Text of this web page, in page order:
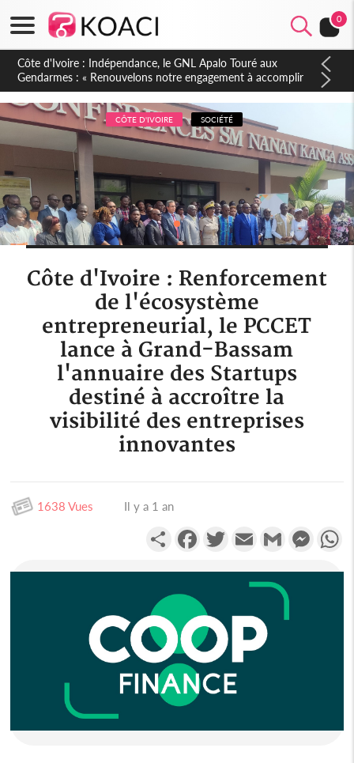
0
Sierra Leone : Un projet de réforme constitutionnelle en
gestation, points clés des amendements, un exclu d'avance
CÔTE D'IVOIRE SOCIÉTÉ
Côte d'Ivoire : Renforcement
de l'écosystème
entrepreneurial, le PCCET
lance à Grand-Bassam
l'annuaire des Startups
destiné à accroître la
visibilité des entreprises
innovantes
1638 Vues Il y a 1 an
PartagerFacebookTwitterEmail Gmail